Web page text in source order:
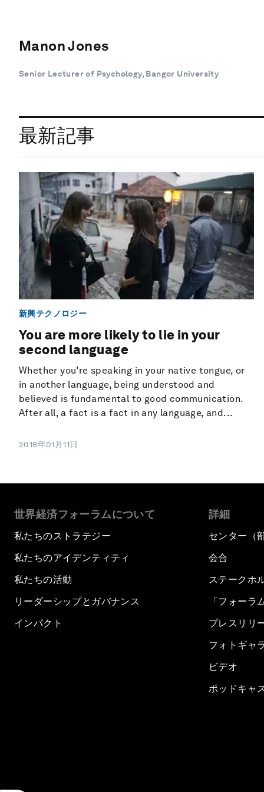
Manon Jones
Senior Lecturer of Psychology, Bangor University
最新記事
新興テクノロジー
You are more likely to lie in your
second language
Whether you’re speaking in your native tongue, or
in another language, being understood and
believed is fundamental to good communication.
After all, a fact is a fact in any language, and...
2018年01月11日
世界経済フォーラムについて
私たちのストラテジー
私たちのアイデンティティ
私たちの活動
リーダーシップとガバナンス
インパクト
詳細
センター（
会合
ステークホ
「フォーラ
プレスリリ
フォトギャ
ビデオ
ポッドキャ